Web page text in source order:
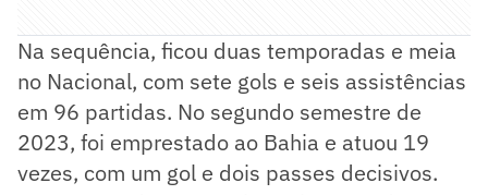
Na sequência, ficou duas temporadas e meia
no Nacional, com sete gols e seis assistências
em 96 partidas. No segundo semestre de
2023, foi emprestado ao Bahia e atuou 19
vezes, com um gol e dois passes decisivos.